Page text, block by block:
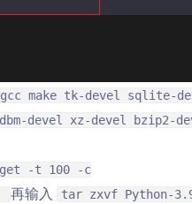
make tk-devel sqlite-
devel xz-devel
-t 100 -c
再输入 tar zxvf Python-